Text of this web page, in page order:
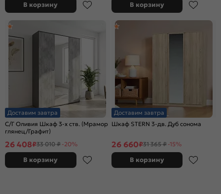
В корзину В корзину
Доставим завтра
С/Г Оливия Шкаф 3-х ств. (Мрамор
глянец/Графит)
26 408₽33 010 ₽ -20%
В корзину
Доставим завтра
Шкаф STERN 3-дв. Дуб сонома
26 660₽31 365 ₽ -15%
В корзину